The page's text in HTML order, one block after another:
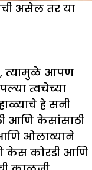
असेल तर या
त्यामुळे आपण
त्वचेच्या
हे सनी
आणि केसांसाठी
ओलाव्याने
केस कोरडी आणि